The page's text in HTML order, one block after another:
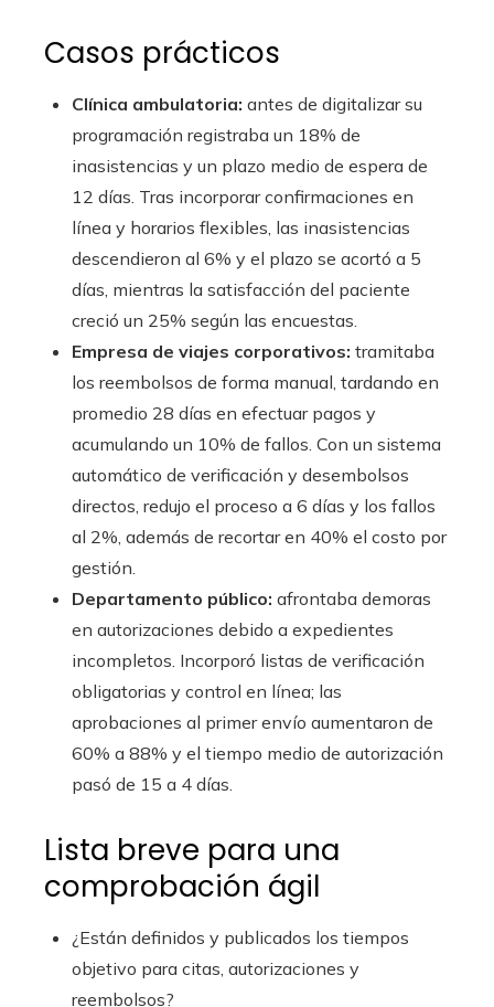
Casos prácticos
Clínica ambulatoria: antes de digitalizar su
programación registraba un 18% de
inasistencias y un plazo medio de espera de
12 días. Tras incorporar confirmaciones en
línea y horarios flexibles, las inasistencias
descendieron al 6% y el plazo se acortó a 5
días, mientras la satisfacción del paciente
creció un 25% según las encuestas.
Empresa de viajes corporativos: tramitaba
los reembolsos de forma manual, tardando en
promedio 28 días en efectuar pagos y
acumulando un 10% de fallos. Con un sistema
automático de verificación y desembolsos
directos, redujo el proceso a 6 días y los fallos
al 2%, además de recortar en 40% el costo por
gestión.
Departamento público: afrontaba demoras
en autorizaciones debido a expedientes
incompletos. Incorporó listas de verificación
obligatorias y control en línea; las
aprobaciones al primer envío aumentaron de
60% a 88% y el tiempo medio de autorización
pasó de 15 a 4 días.
Lista breve para una
comprobación ágil
¿Están definidos y publicados los tiempos
objetivo para citas, autorizaciones y
reembolsos?